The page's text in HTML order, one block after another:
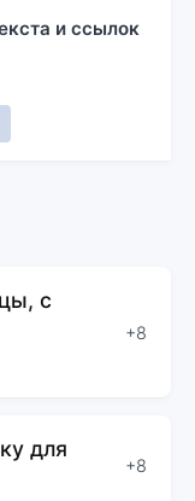
и ссылок
с
+8
для
+8